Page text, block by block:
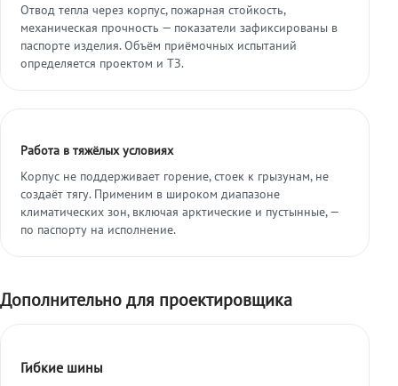
Отвод тепла через корпус, пожарная стойкость,
механическая прочность — показатели зафиксированы в
паспорте изделия. Объём приёмочных испытаний
определяется проектом и ТЗ.
Работа в тяжёлых условиях
Корпус не поддерживает горение, стоек к грызунам, не
создаёт тягу. Применим в широком диапазоне
климатических зон, включая арктические и пустынные, —
по паспорту на исполнение.
Дополнительно для проектировщика
Гибкие шины